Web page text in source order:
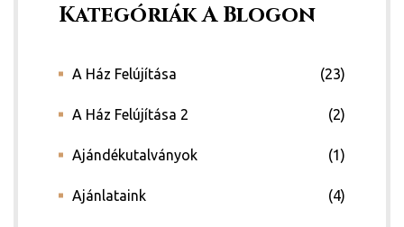
Kategóriák A Blogon
A Ház Felújítása (23)
A Ház Felújítása 2 (2)
Ajándékutalványok (1)
Ajánlataink (4)